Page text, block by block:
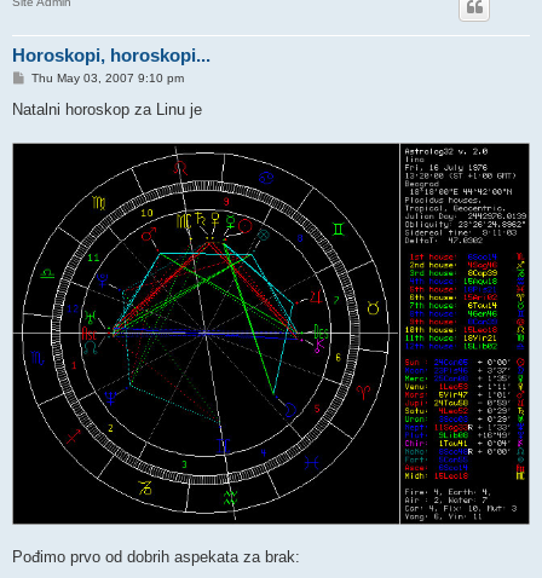
Horoskopi, horoskopi...
P
s
Thu May 03, 2007 9:10 pm
Natalni horoskop za Linu je
Pođimo prvo od dobrih aspekata za brak: